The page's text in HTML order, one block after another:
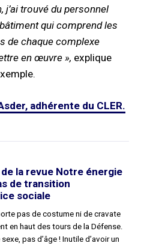
trouvé du personnel
qui comprend les
de chaque complexe
en œuvre », explique
adhérente du CLER.
la revue Notre énergie
de transition
sociale
pas de costume ni de cravate
en haut des tours de la Défense.
pas d’âge ! Inutile d’avoir un